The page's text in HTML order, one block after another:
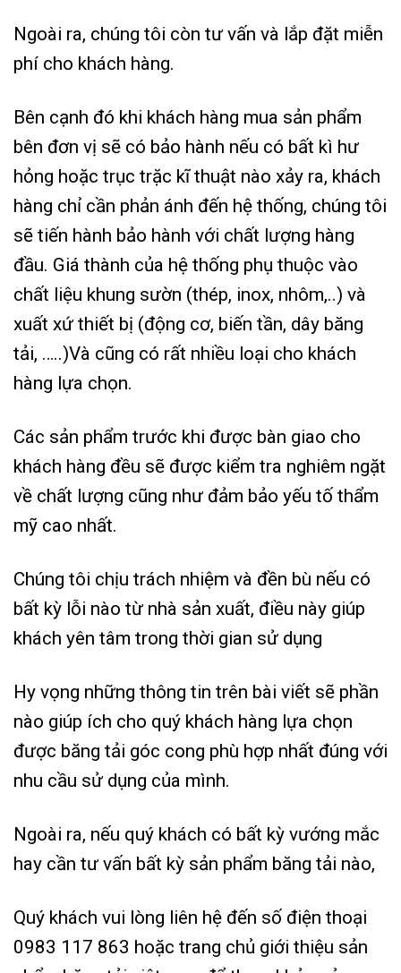
Ngoài ra, chúng tôi còn tư vấn và lắp đặt miễn
phí cho khách hàng.
Bên cạnh đó khi khách hàng mua sản phẩm
bên đơn vị sẽ có bảo hành nếu có bất kì hư
hỏng hoặc trục trặc kĩ thuật nào xảy ra, khách
hàng chỉ cần phản ánh đến hệ thống, chúng tôi
sẽ tiến hành bảo hành với chất lượng hàng
đầu. Giá thành của hệ thống phụ thuộc vào
chất liệu khung sườn (thép, inox, nhôm,..) và
xuất xứ thiết bị (động cơ, biến tần, dây băng
tải, …..)Và cũng có rất nhiều loại cho khách
hàng lựa chọn.
Các sản phẩm trước khi được bàn giao cho
khách hàng đều sẽ được kiểm tra nghiêm ngặt
về chất lượng cũng như đảm bảo yếu tố thẩm
mỹ cao nhất.
Chúng tôi chịu trách nhiệm và đền bù nếu có
bất kỳ lỗi nào từ nhà sản xuất, điều này giúp
khách yên tâm trong thời gian sử dụng
Hy vọng những thông tin trên bài viết sẽ phần
nào giúp ích cho quý khách hàng lựa chọn
được băng tải góc cong phù hợp nhất đúng với
nhu cầu sử dụng của mình.
Ngoài ra, nếu quý khách có bất kỳ vướng mắc
hay cần tư vấn bất kỳ sản phẩm băng tải nào,
Quý khách vui lòng liên hệ đến số điện thoại
0983 117 863 hoặc trang chủ giới thiệu sản